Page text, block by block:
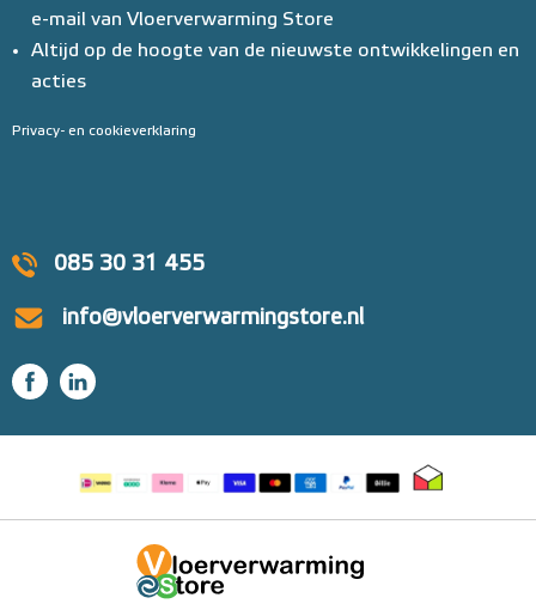
085 30 31 455
info@vloerverwarmingstore.nl
e-mail van Vloerverwarming Store
Altijd op de hoogte van de nieuwste ontwikkelingen en
acties
Privacy- en cookieverklaring